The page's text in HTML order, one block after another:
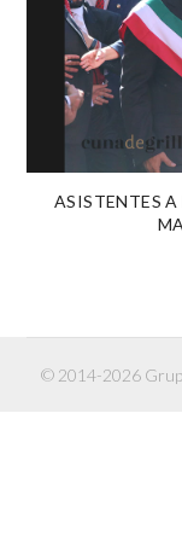
ASISTENTES A
© 2014-2026